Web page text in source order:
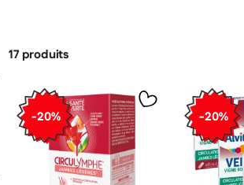
17 produits
-20% -20%